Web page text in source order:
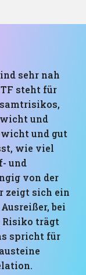
sehr nah
steht für
und
und gut
wie viel
und
von der
zeigt sich ein
bei
Risiko trägt
spricht für